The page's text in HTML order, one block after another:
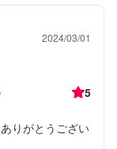
2024/03/01
5
りがとうござい